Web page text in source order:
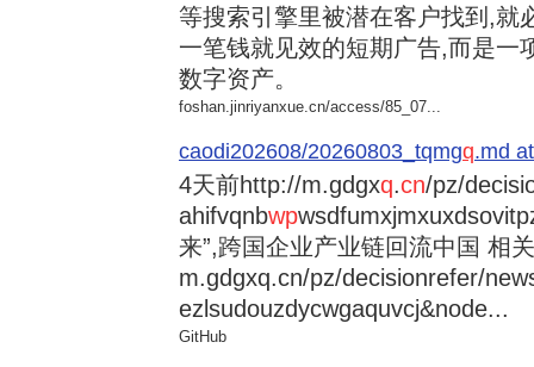
等搜索引擎里被潜在客户找到,就
一笔钱就见效的短期广告,而是一
数字资产。
foshan.jinriyanxue.cn/access/85_07...
caodi202608/20260803_tqmgq.md
4天前http://m.gdgxq.cn/pz/
ahifvqnbwp
来”,跨国企业产业链回流中国 相
m.gdgxq.cn/pz/decisionrefer/
ezlsudouzdycwgaquvcj&node...
GitHub